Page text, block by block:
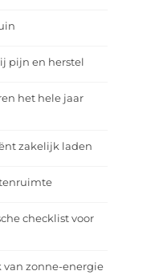
pijn en herstel
het hele jaar
zakelijk laden
checklist voor
zonne-energie